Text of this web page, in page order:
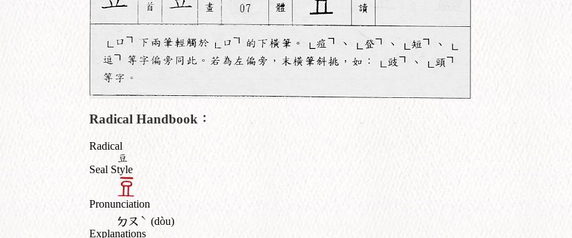
Radical Handbook：
Radical
豆
Seal Style
Pronunciation
ㄉㄡ ˋ (dòu)
Explanations